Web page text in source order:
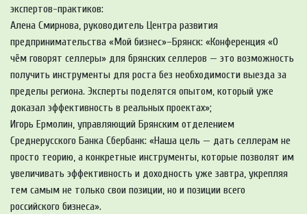
экспертов-практиков:
Алена Смирнова, руководитель Центра развития
предпринимательства «Мой бизнес»–Брянск: «Конференция «О
чём говорят селлеры» для брянских селлеров — это возможность
получить инструменты для роста без необходимости выезда за
пределы региона. Эксперты поделятся опытом, который уже
доказал эффективность в реальных проектах»;
Игорь Ермолин, управляющий Брянским отделением
Среднерусского Банка Сбербанк: «Наша цель — дать селлерам не
просто теорию, а конкретные инструменты, которые позволят им
увеличивать эффективность и доходность уже завтра, укрепляя
тем самым не только свои позиции, но и позиции всего
российского бизнеса».